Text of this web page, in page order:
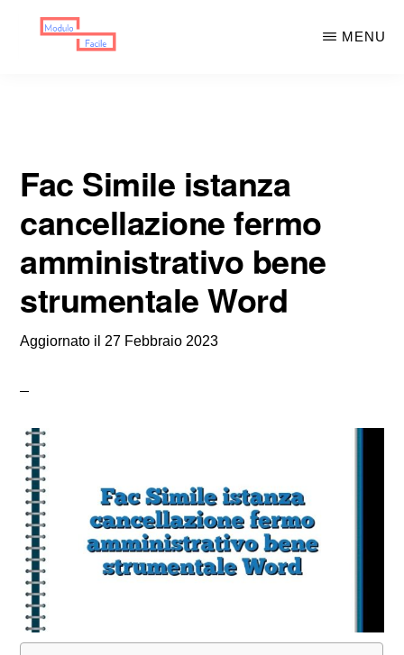
MENU
Fac Simile istanza
cancellazione fermo
amministrativo bene
strumentale Word
Aggiornato il 27 Febbraio 2023